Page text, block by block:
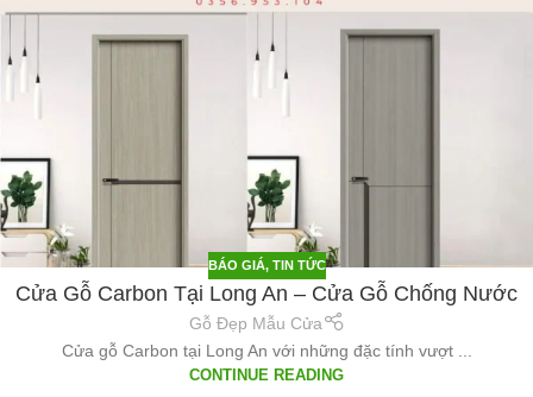
BÁO GIÁ, TIN TỨC
Cửa Gỗ Carbon Tại Long An – Cửa Gỗ Chống Nước
Gỗ Đẹp Mẫu Cửa
Cửa gỗ Carbon tại Long An với những đặc tính vượt ...
CONTINUE READING